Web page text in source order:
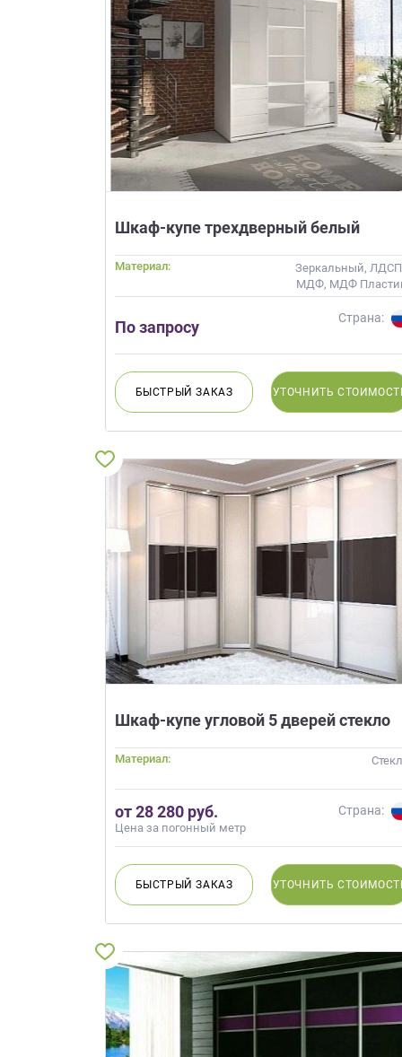
Шкаф-купе трехдверный белый
Материал:
Зеркальный,
МДФ, МДФ
МДФ Эмаль,
По запросу Страна:
БЫСТРЫЙЗАКАЗ УТОЧНИТЬ
Шкаф-купе угловой 5 дверей стекло
Материал:
от 28 280 руб.
Цена за погонный метр
Страна:
БЫСТРЫЙЗАКАЗ УТОЧНИТЬ